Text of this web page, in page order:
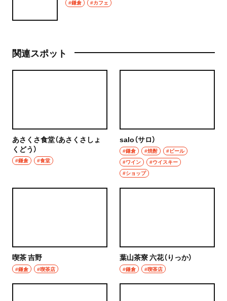
#鎌倉 #カフェ
関連スポット
あさくさ食堂（あさくさしょ
くどう）
#鎌倉 #食堂
salo（サロ）
#鎌倉 #焼酎
#ビール
#ワイン
#ウイスキー
#ショップ
喫茶 吉野
#鎌倉 #喫茶店
葉山茶寮 六花（りっか）
#鎌倉 #喫茶店